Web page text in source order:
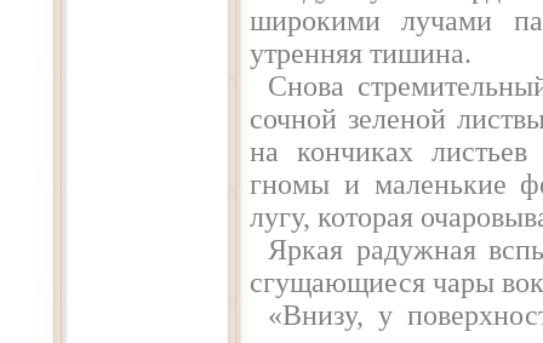
широкими лучами
утренняя тишина.
Снова
сочной зеленой
на кончиках
гномы и маленькие
лугу, которая
Яркая радужная
сгущающиеся чары
«Внизу, у